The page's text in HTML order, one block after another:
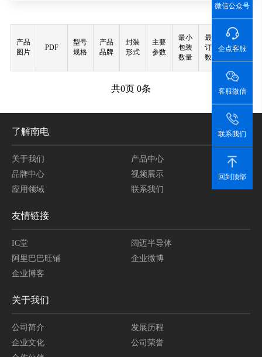
产品
图片
PDF
型号
规格
产品
品牌
封装
形式
主要
参数
最小
包装
数量
最小
订购
数量
购买
共0页 0条
了解南电
关于我们
产品中心
品牌中心
视频展示
应用领域
联系我们
友情链接
IC堂
阔迈半导体
阿里巴巴旺铺
企业微博
企业博客
关于我们
公司简介
发展历程
企业文化
公司荣誉
微信公众号
企点客服
客服微信
联系我们
回到顶部